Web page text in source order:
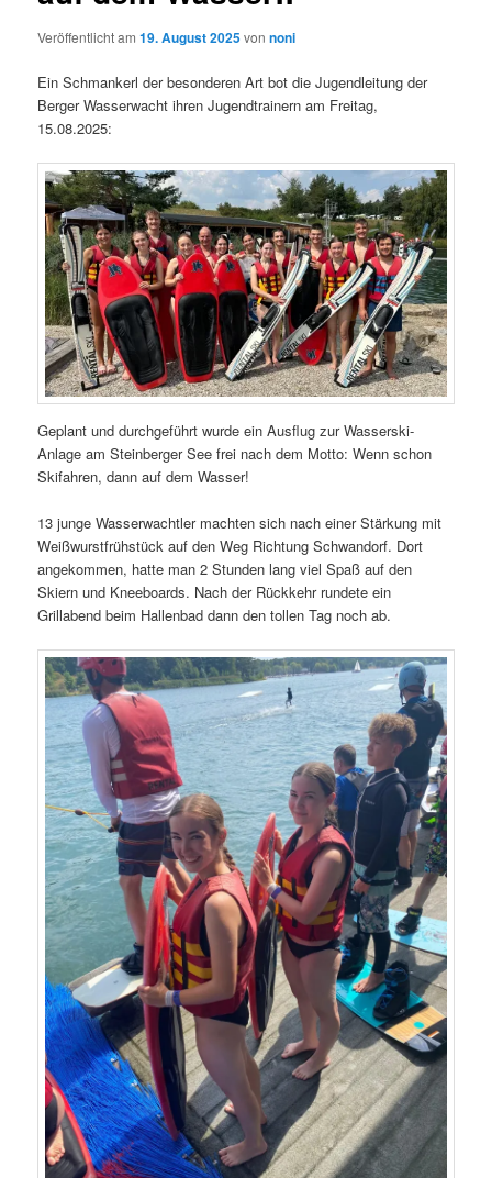
Veröffentlicht am19. August 2025vonnoni
Ein Schmankerl der besonderen Art bot die Jugendleitung der
Berger Wasserwacht ihren Jugendtrainern am Freitag,
15.08.2025:
Geplant und durchgeführt wurde ein Ausflug zur Wasserski-
Anlage am Steinberger See frei nach dem Motto: Wenn schon
Skifahren, dann auf dem Wasser!
13 junge Wasserwachtler machten sich nach einer Stärkung mit
Weißwurstfrühstück auf den Weg Richtung Schwandorf. Dort
angekommen, hatte man 2 Stunden lang viel Spaß auf den
Skiern und Kneeboards. Nach der Rückkehr rundete ein
Grillabend beim Hallenbad dann den tollen Tag noch ab.